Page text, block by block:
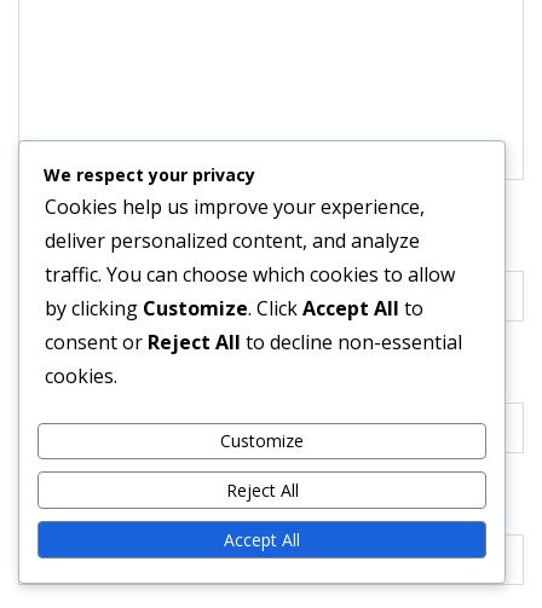
Name*
Email*
Website
We respect your privacy
Cookies help us improve your experience,
deliver personalized content, and analyze
traffic. You can choose which cookies to allow
by clicking Customize. ClickAccept All to
consent or Reject All to decline non-essential
cookies.
Customize
Reject All
Accept All